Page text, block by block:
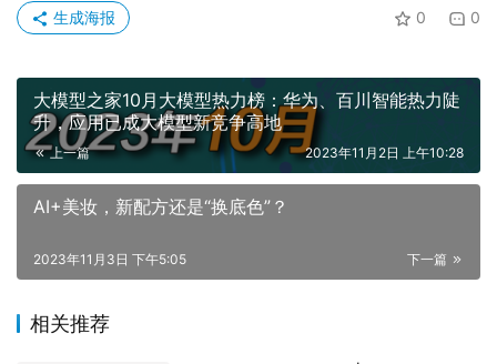
0 0
生成海报
大模型之家10月大模型热力榜：华为、百川智能热力陡
升，应用已成大模型新竞争高地
上一篇 2023年11月2日 上午10:28
AI+美妆，新配方还是“换底色”？
下一篇
2023年11月3日 下午5:05
相关推荐